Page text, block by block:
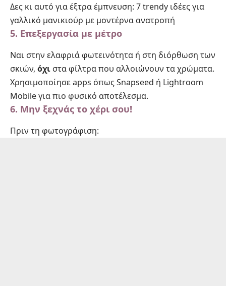
Δες κι αυτό για έξτρα έμπνευση: 7 trendy ιδέες για
γαλλικό μανικιούρ με μοντέρνα ανατροπή
5. Επεξεργασία με μέτρο
Ναι στην ελαφριά φωτεινότητα ή στη διόρθωση των
σκιών, όχι στα φίλτρα που αλλοιώνουν τα χρώματα.
Χρησιμοποίησε apps όπως Snapseed ή Lightroom
Mobile για πιο φυσικό αποτέλεσμα.
6. Μην ξεχνάς το χέρι σου!
Πριν τη φωτογράφιση: